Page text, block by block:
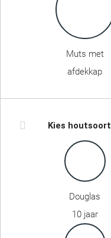
Muts met
afdekkap
Kies houtsoort
Douglas
10 jaar